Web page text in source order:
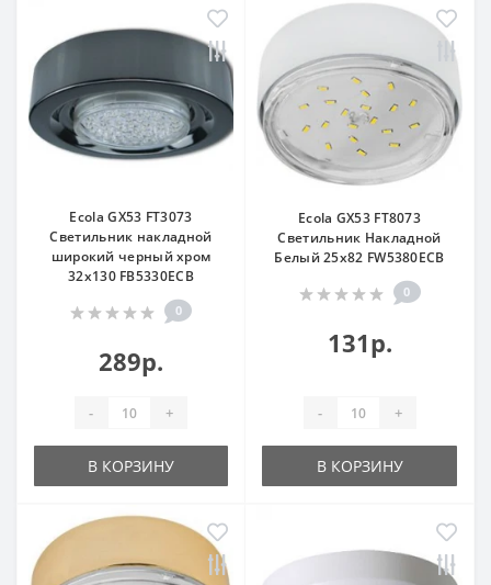
Ecola GX53 FT3073
Светильник накладной
широкий черный хром
32x130 FB5330ECB
0
289р.
- +
В КОРЗИНУ
Ecola GX53 FT8073
Светильник Накладной
Белый 25x82 FW5380ECB
0
131р.
- +
В КОРЗИНУ